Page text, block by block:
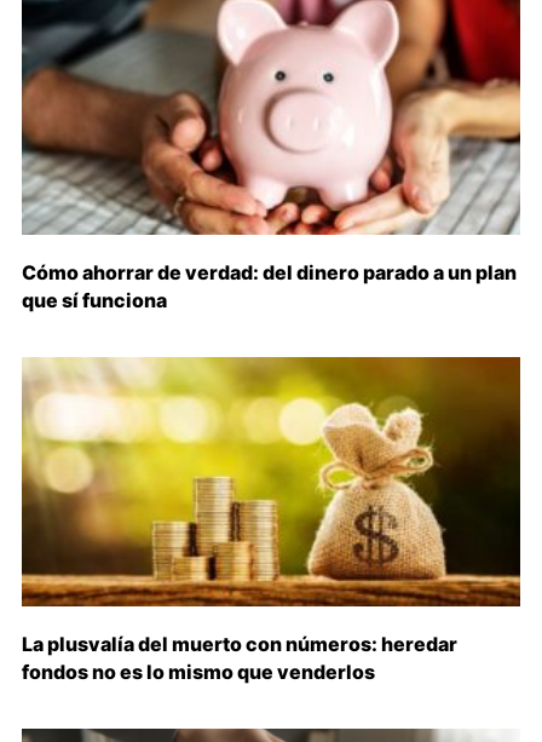
Cómo ahorrar de verdad: del dinero parado a un plan
que sí funciona
La plusvalía del muerto con números: heredar
fondos no es lo mismo que venderlos